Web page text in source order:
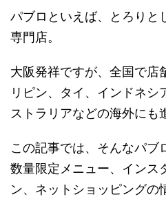
パブロといえば、とろりと
専門店。
大阪発祥ですが、全国で店
リピン、タイ、インドネシ
ストラリアなどの海外にも
この記事では、そんなパブ
数量限定メニュー、インス
ン、ネットショッピングの